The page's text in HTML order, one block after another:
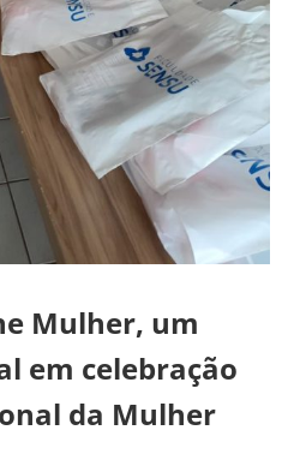
Mulher, um
em celebração
da Mulher